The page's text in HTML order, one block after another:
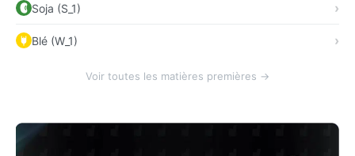
Soja (S_1)
Blé (W_1)
Voir toutes les matières premières →